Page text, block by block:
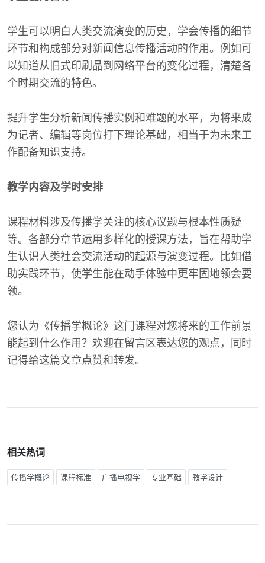
学生可以明白人类交流演变的历史，学会传播的细节
环节和构成部分对新闻信息传播活动的作用。例如可
以知道从旧式印刷品到网络平台的变化过程，清楚各
个时期交流的特色。
提升学生分析新闻传播实例和难题的水平，为将来成
为记者、编辑等岗位打下理论基础，相当于为未来工
作配备知识支持。
教学内容及学时安排
课程材料涉及传播学关注的核心议题与根本性质疑
等。各部分章节运用多样化的授课方法，旨在帮助学
生认识人类社会交流活动的起源与演变过程。比如借
助实践环节，使学生能在动手体验中更牢固地领会要
领。
您认为《传播学概论》这门课程对您将来的工作前景
能起到什么作用？欢迎在留言区表达您的观点，同时
记得给这篇文章点赞和转发。
相关热词
传播学概论 课程标准 广播电视学 专业基础 教学设计